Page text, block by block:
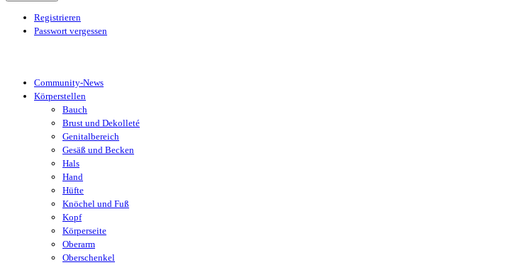
Registrieren
Passwort vergessen
Community-News
Körperstellen
Bauch
Brust und Dekolleté
Genitalbereich
Gesäß und Becken
Hals
Hand
Hüfte
Knöchel und Fuß
Kopf
Körperseite
Oberarm
Oberschenkel